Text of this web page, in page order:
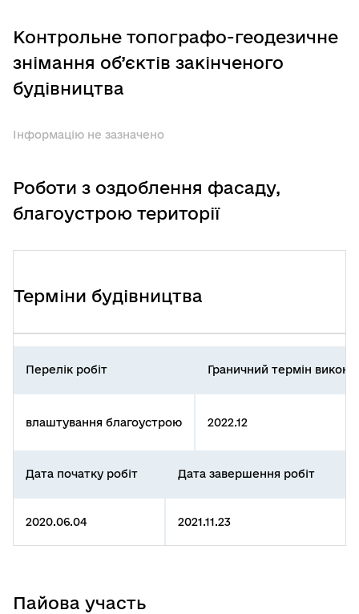
Контрольне топографо-геодезичне
знімання об’єктів закінченого
будівництва
Інформацію не зазначено
Роботи з оздоблення фасаду,
благоустрою території
Терміни будівництва
Перелік робіт Граничний термін
влаштування благоустрою 2022.12
Дата початку робіт Дата завершення робіт
2020.06.04 2021.11.23
Пайова участь